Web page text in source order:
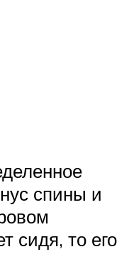
спины и
сидя, то его